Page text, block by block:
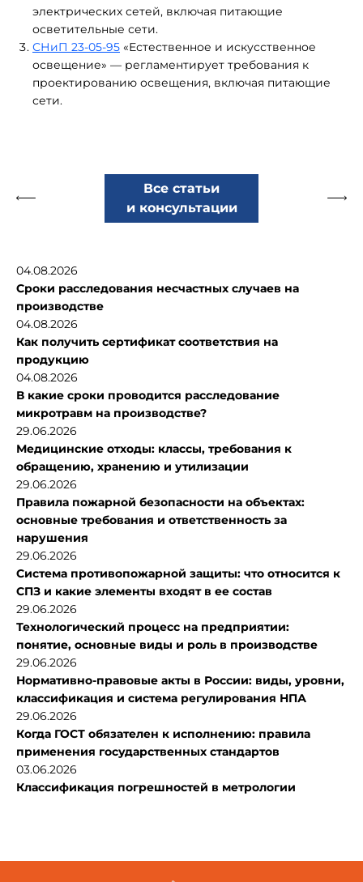
электрических сетей, включая питающие
осветительные сети.
СНиП 23-05-95 «Естественное и искусственное
освещение» — регламентирует требования к
проектированию освещения, включая питающие
сети.
Все статьи
и консультации
04.08.2026
Сроки расследования несчастных случаев на
производстве
04.08.2026
Как получить сертификат соответствия на
продукцию
04.08.2026
В какие сроки проводится расследование
микротравм на производстве?
29.06.2026
Медицинские отходы: классы, требования к
обращению, хранению и утилизации
29.06.2026
Правила пожарной безопасности на объектах:
основные требования и ответственность за
нарушения
29.06.2026
Система противопожарной защиты: что относится к
СПЗ и какие элементы входят в ее состав
29.06.2026
Технологический процесс на предприятии:
понятие, основные виды и роль в производстве
29.06.2026
Нормативно-правовые акты в России: виды, уровни,
классификация и система регулирования НПА
29.06.2026
Когда ГОСТ обязателен к исполнению: правила
применения государственных стандартов
03.06.2026
Классификация погрешностей в метрологии